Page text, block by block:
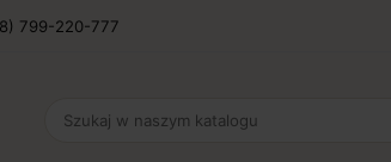
799-220-777